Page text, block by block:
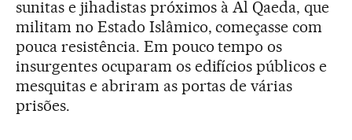
sunitas e jihadistas próximos à Al Qaeda, que
militam no Estado Islâmico, começasse com
pouca resistência. Em pouco tempo os
insurgentes ocuparam os edifícios públicos e
mesquitas e abriram as portas de várias
prisões.